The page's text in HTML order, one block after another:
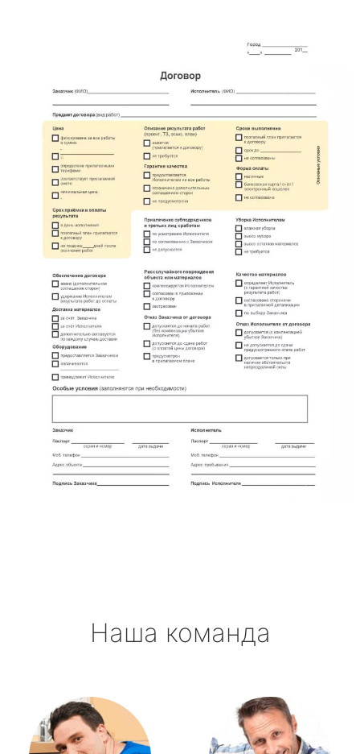
Наша команда